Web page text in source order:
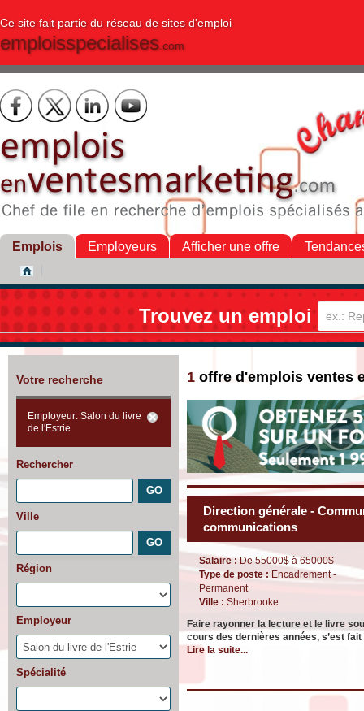
Ce site fait partie du réseau de sites d'emploi
emploisspecialises.com
Emplois Employeurs Afficher une offre
Trouvez un emploi
Votre recherche
Employeur: Salon du livre
de l'Estrie
Rechercher
Ville
Région
Employeur
Spécialité
1 offre d'emplois ventes
Direction générale -
communications
Salaire :De 55000$ à 65000$
Type de poste : Encadrement -
Permanent
Ville : Sherbrooke
Faire rayonner la lecture et le livre
cours des dernières années, s’est
Lire la suite...